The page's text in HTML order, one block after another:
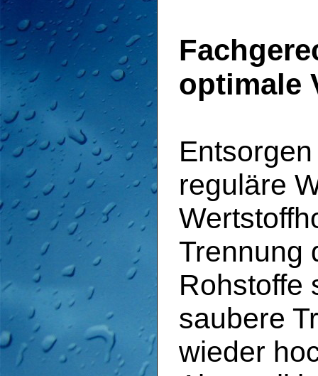
optimale
reguläre
Trennung
Rohstoffe
saubere
wieder